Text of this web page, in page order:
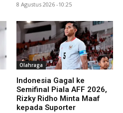
8 Agustus 2026 -10:25
Olahraga
Indonesia Gagal ke
Semifinal Piala AFF 2026,
Rizky Ridho Minta Maaf
kepada Suporter